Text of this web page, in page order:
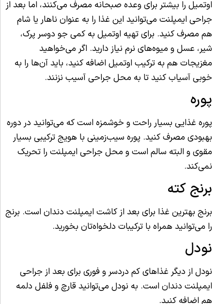
اوتمیل را بیشتر برای وعده صبحانه مصرف می‌کنند، اما بعد از
جراحی ایمپلنت می‌توانید این غذا را به عنوان ناهار یا شام
هم مصرف کنید. برای تهیه اوتمیل به کمی جو دوسر پرک،
شیر، عسل و میوه‌های نرم نیاز دارید. اگر می‌خواهید
مغزیجات هم به ترکیب اوتمیل اضافه کنید، باید آن‌ها را به
خوبی آسیاب کنید تا به محل جراحی آسیب نزنند.
پوره
پوره غذایی بسیار راحت و خوشمزه است که می‌توانید در دوره
بهبودی مصرف کنید. پوره سیب‌زمینی با هویج ترکیبی بسیار
مقوی و البته سالم است و محل جراحی ایمپلنت را تحریک
نمی‌کند.
برنج کته
برنج بهترین غذا برای بعد از کاشت ایمپلنت دندان است. برنج
را می‌توانید همراه با ترکیبات دلخواه‌تان بخورید.
نودل
نودل از دیگر غذاهای کم دردسر و فوری برای بعد از جراحی
ایمپلنت دندان است. به نودل می‌توانید قارچ و فلفل دلمه
هم اضافه کنید.